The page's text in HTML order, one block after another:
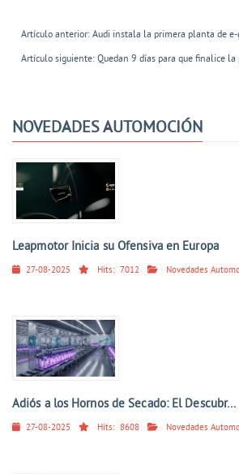
Artículo anterior: Audi instala la primera planta de e-
Artículo siguiente: Quedan 9 días para que finalice
NOVEDADES AUTOMOCIÓN
Leapmotor Inicia su Ofensiva en Europa
27-08-2025 Hits: 7012 Novedades
Adiós a los Hornos de Secado: El Descubr...
27-08-2025 Hits: 8608 Novedades